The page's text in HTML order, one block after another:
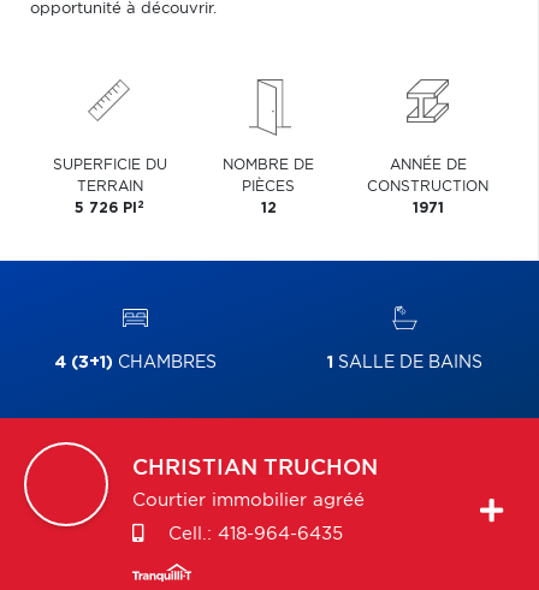
opportunité à découvrir.
SUPERFICIE DU
TERRAIN
5 726 PI 2
NOMBRE DE
PIÈCES
12
ANNÉE DE
CONSTRUCTION
1971
4 (3+1) CHAMBRES 1 SALLE DE BAINS
CHRISTIAN TRUCHON
Courtier immobilier agréé
Cell.: 418-964-6435